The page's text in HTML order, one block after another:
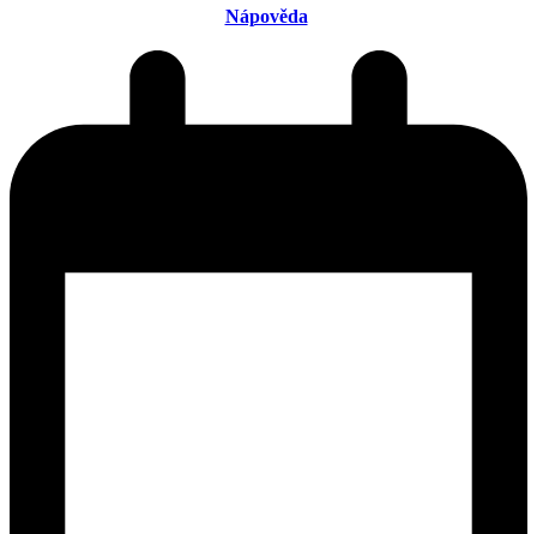
Nápověda